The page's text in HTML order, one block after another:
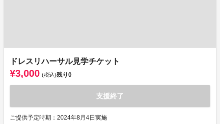
ドレスリハーサル見学チケット
¥3,000 (税込)残り0
支援終了
ご提供予定時期：2024年8月4日実施